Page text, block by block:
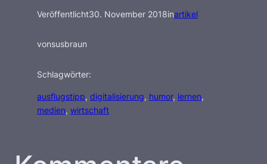
Veröffentlicht30. November 2018inartikel
vonsusbraun
Schlagwörter:
ausflugstipp, digitalisierung, humor, lernen
medien, wirtschaft